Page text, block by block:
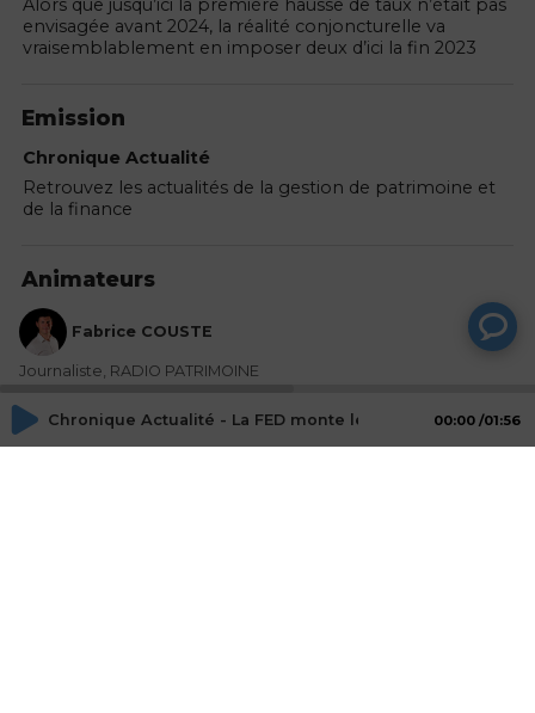
Alors que jusqu’ici la première hausse de taux n’était pas
envisagée avant 2024, la réalité conjoncturelle va
vraisemblablement en imposer deux d’ici la fin 2023
Emission
Chronique Actualité
Retrouvez les actualités de la gestion de patrimoine et
de la finance
Animateurs
Fabrice COUSTE
Journaliste, RADIO PATRIMOINE
Chronique Actualité - La FED monte le ton 00:00 01:56